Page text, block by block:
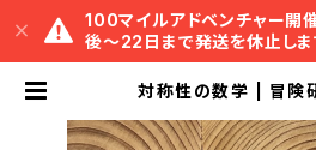
100マイルアドベンチャー開
後〜22日まで発送を休止しま
対称性の数学 | 冒険